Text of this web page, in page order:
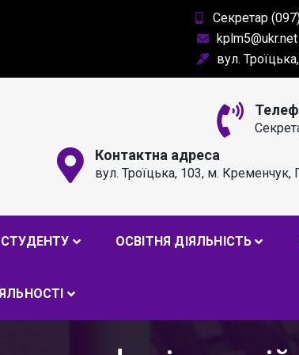
Секретар
kplm5@ukr.net
вул.
Контактна адреса
вул. Троїцька, 103, м. Кременчук,
СТУДЕНТУ ОСВІТНЯ ДІЯЛЬНІСТЬ